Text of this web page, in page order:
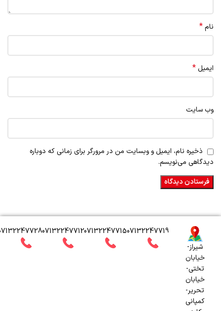
نام*
ایمیل *
وب‌ سایت
ذخیره نام، ایمیل و وبسایت من در مرورگر برای زمانی که دوباره
دیدگاهی می‌نویسم.
071322477120713224771507132247719
شیراز-
خیابان
تختی-
خیابان
تحریر-
کمپانی